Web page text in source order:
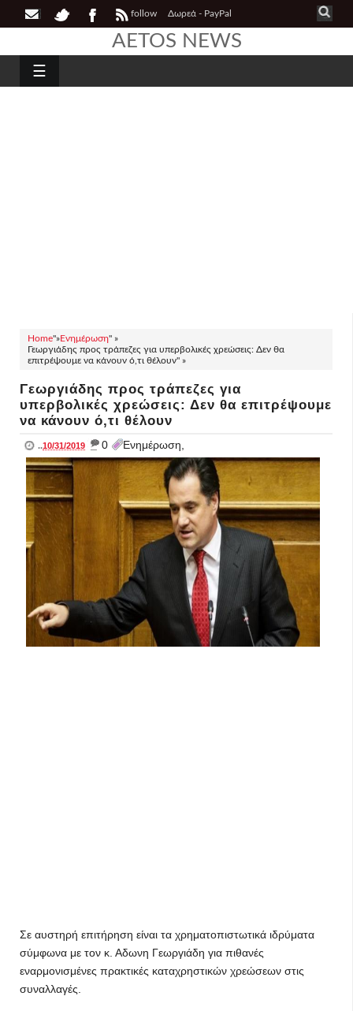
follow Δωρεά - PayPal
AETOS NEWS
☰
Home"»Ενημέρωση" »
Γεωργιάδης προς τράπεζες για υπερβολικές χρεώσεις: Δεν θα
επιτρέψουμε να κάνουν ό,τι θέλουν" »
Γεωργιάδης προς τράπεζες για
υπερβολικές χρεώσεις: Δεν θα επιτρέψουμε
να κάνουν ό,τι θέλουν
..10/31/2019 _ 0 Ενημέρωση,
Σε αυστηρή επιτήρηση είναι τα χρηματοπιστωτικά ιδρύματα
σύμφωνα με τον κ. Αδωνη Γεωργιάδη για πιθανές
εναρμονισμένες πρακτικές καταχρηστικών χρεώσεων στις
συναλλαγές.